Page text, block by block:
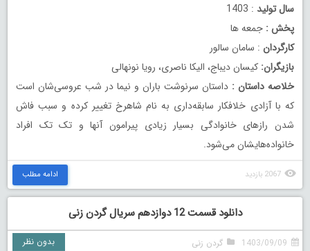
سال تولید : 1403
پخش : جمعه ها
کارگردان : سامان سالور
بازیگران: کیسان دیباج، الیکا ناصری، رویا نونهالی
خلاصه داستان : داستان سرنوشت باران و نیما در شب عروسی‌شان است
که با آزادی خلافکار سابقه‌داری به نام شاهرخ تغییر کرده و سبب فاش
شدن رازهای خانوادگی بسیار زیادی پیرامون آنها و تک تک افراد
خانواده‌هایشان می‌شود.
2067 بازدید ادامه مطلب
دانلود قسمت 12 دوازدهم سریال گردن زنی
1403/09/09 گردن زنی بدون نظر